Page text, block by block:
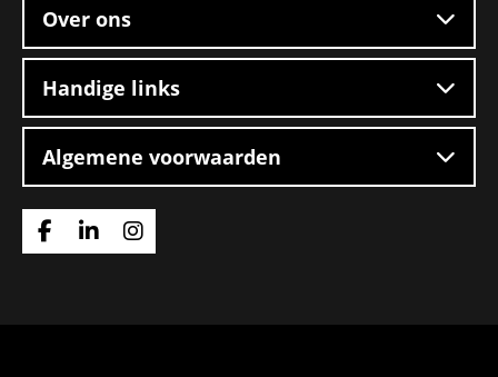
Over ons
Handige links
Algemene voorwaarden
Ga
Ga
Ga